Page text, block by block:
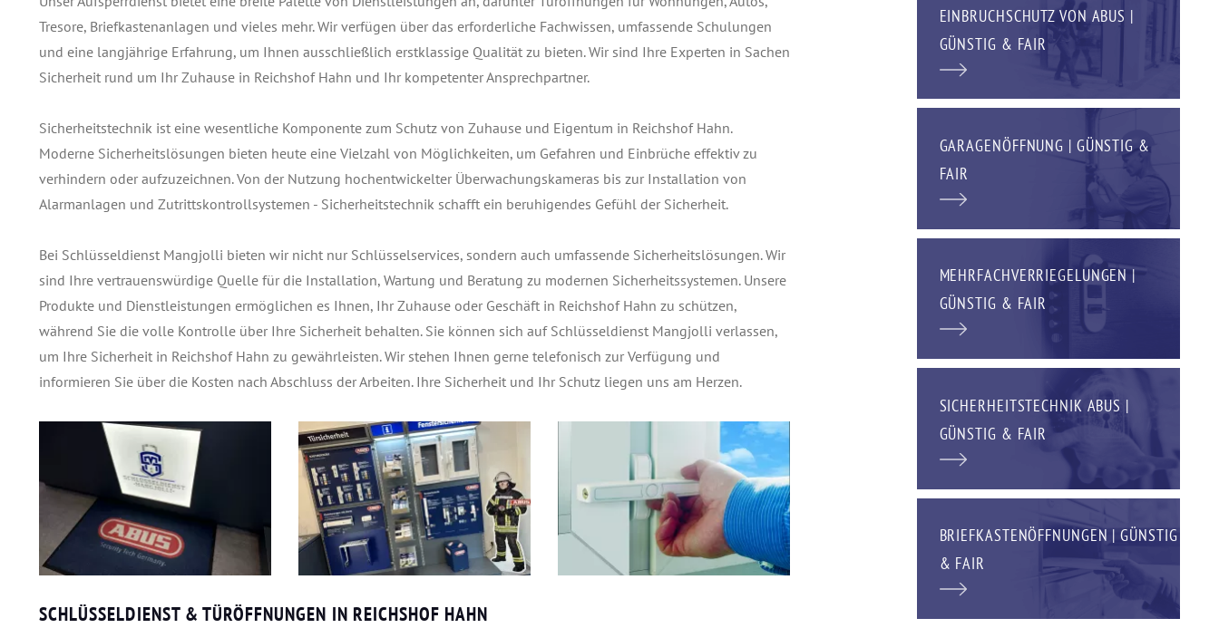
Tresore, Briefkastenanlagen und vieles mehr. Wir verfügen über das erforderliche Fachwissen, umfassende Schulungen
und eine langjährige Erfahrung, um Ihnen ausschließlich erstklassige Qualität zu bieten. Wir sind Ihre Experten in Sachen
Sicherheit rund um Ihr Zuhause in Reichshof Hahn und Ihr kompetenter Ansprechpartner.
Sicherheitstechnik ist eine wesentliche Komponente zum Schutz von Zuhause und Eigentum in Reichshof Hahn.
Moderne Sicherheitslösungen bieten heute eine Vielzahl von Möglichkeiten, um Gefahren und Einbrüche effektiv zu
verhindern oder aufzuzeichnen. Von der Nutzung hochentwickelter Überwachungskameras bis zur Installation von
Alarmanlagen und Zutrittskontrollsystemen - Sicherheitstechnik schafft ein beruhigendes Gefühl der Sicherheit.
Bei Schlüsseldienst Mangjolli bieten wir nicht nur Schlüsselservices, sondern auch umfassende Sicherheitslösungen. Wir
sind Ihre vertrauenswürdige Quelle für die Installation, Wartung und Beratung zu modernen Sicherheitssystemen. Unsere
Produkte und Dienstleistungen ermöglichen es Ihnen, Ihr Zuhause oder Geschäft in Reichshof Hahn zu schützen,
während Sie die volle Kontrolle über Ihre Sicherheit behalten. Sie können sich auf Schlüsseldienst Mangjolli verlassen,
um Ihre Sicherheit in Reichshof Hahn zu gewährleisten. Wir stehen Ihnen gerne telefonisch zur Verfügung und
informieren Sie über die Kosten nach Abschluss der Arbeiten. Ihre Sicherheit und Ihr Schutz liegen uns am Herzen.
SCHLÜSSELDIENST & TÜRÖFFNUNGEN IN REICHSHOF HAHN
EINBRUCHSCHUTZ VON ABUS |
GÜNSTIG & FAIR
GARAGENÖFFNUNG | GÜNSTIG &
FAIR
MEHRFACHVERRIEGELUNGEN |
GÜNSTIG & FAIR
SICHERHEITSTECHNIK ABUS |
GÜNSTIG & FAIR
BRIEFKASTENÖFFNUNGEN | GÜNSTIG
& FAIR